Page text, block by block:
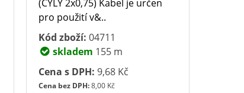
(CYLY 2x0,75) Kabel je určen
pro použití v&..
Kód zboží: 04711
skladem 155 m
Cena s DPH: 9,68 Kč
Cena bez DPH:8,00 Kč